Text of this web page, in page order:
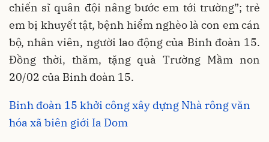
chiến sĩ quân đội nâng bước em tới trường”; trẻ
em bị khuyết tật, bệnh hiểm nghèo là con em cán
bộ, nhân viên, người lao động của Binh đoàn 15.
Đồng thời, thăm, tặng quà Trường Mầm non
20/02 của Binh đoàn 15.
Binh đoàn 15 khởi công xây dựng Nhà rông văn
hóa xã biên giới Ia Dom